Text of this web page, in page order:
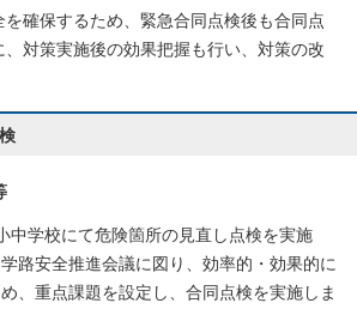
確保するため、緊急合同点検後も合同点
対策実施後の効果把握も行い、対策の改
中学校にて危険箇所の見直し点検を実施
路安全推進会議に図り、効率的・効果的に
、重点課題を設定し、合同点検を実施しま